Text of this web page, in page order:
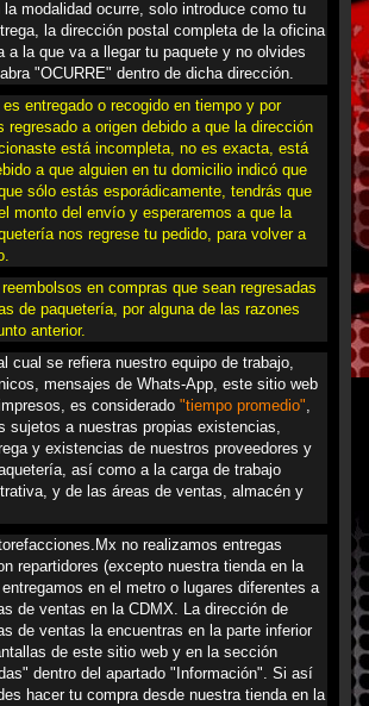
la modalidad ocurre, solo introduce como tu
la dirección postal completa de la oficina
a la que va a llegar tu paquete y no olvides
"OCURRE" dentro de dicha dirección.
entregado o recogido en tiempo y por
regresado a origen debido a que la dirección
está incompleta, no es exacta, está
a que alguien en tu domicilio indicó que
sólo estás esporádicamente, tendrás que
monto del envío y esperaremos a que la
nos regrese tu pedido, para volver a
en compras que sean regresadas
de paquetería, por alguna de las razones
anterior.
cual se refiera nuestro equipo de trabajo,
mensajes de Whats-App, este sitio web
es considerado "tiempo promedio",
sujetos a nuestras propias existencias,
y existencias de nuestros proveedores y
así como a la carga de trabajo
y de las áreas de ventas, almacén y
no realizamos entregas
repartidores (excepto nuestra tienda en la
en el metro o lugares diferentes a
de ventas en la CDMX. La dirección de
de ventas la encuentras en la parte inferior
de este sitio web y en la sección
dentro del apartado "Información". Si así
hacer tu compra desde nuestra tienda en la